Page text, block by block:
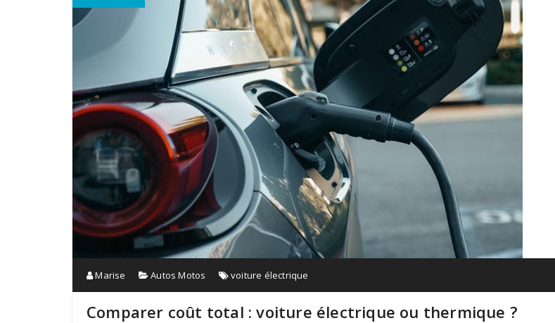
Marise Autos Motos voiture électrique
Comparer coût total : voiture électrique ou thermique ?